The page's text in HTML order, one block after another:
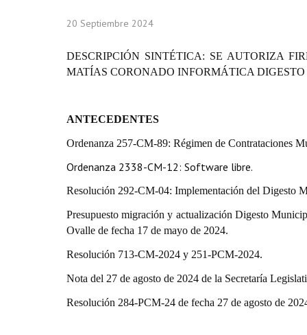
20 Septiembre 2024
DESCRIPCIÓN SINTÉTICA: SE AUTORIZA
MATÍAS CORONADO INFORMÁTICA
ANTECEDENTES
Ordenanza 257-CM-89: Régimen de Contrataciones
Ordenanza 2338-CM-12: Software libre.
Resolución 292-CM-04: Implementación del Digesto
Presupuesto migración y actualización Digesto
Ovalle de fecha 17 de mayo de 2024.
Resolución 713-CM-2024 y 251-PCM-2024.
Nota del 27 de agosto de 2024 de la Secretaría
Resolución 284-PCM-24 de fecha 27 de agosto de